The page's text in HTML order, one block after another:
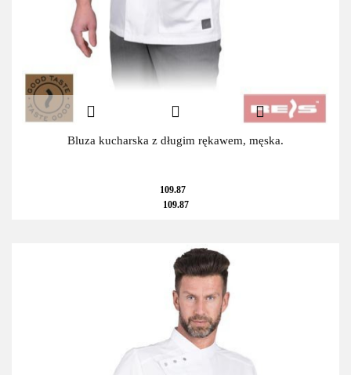
Bluza kucharska z długim rękawem, męska.
109.87
109.87